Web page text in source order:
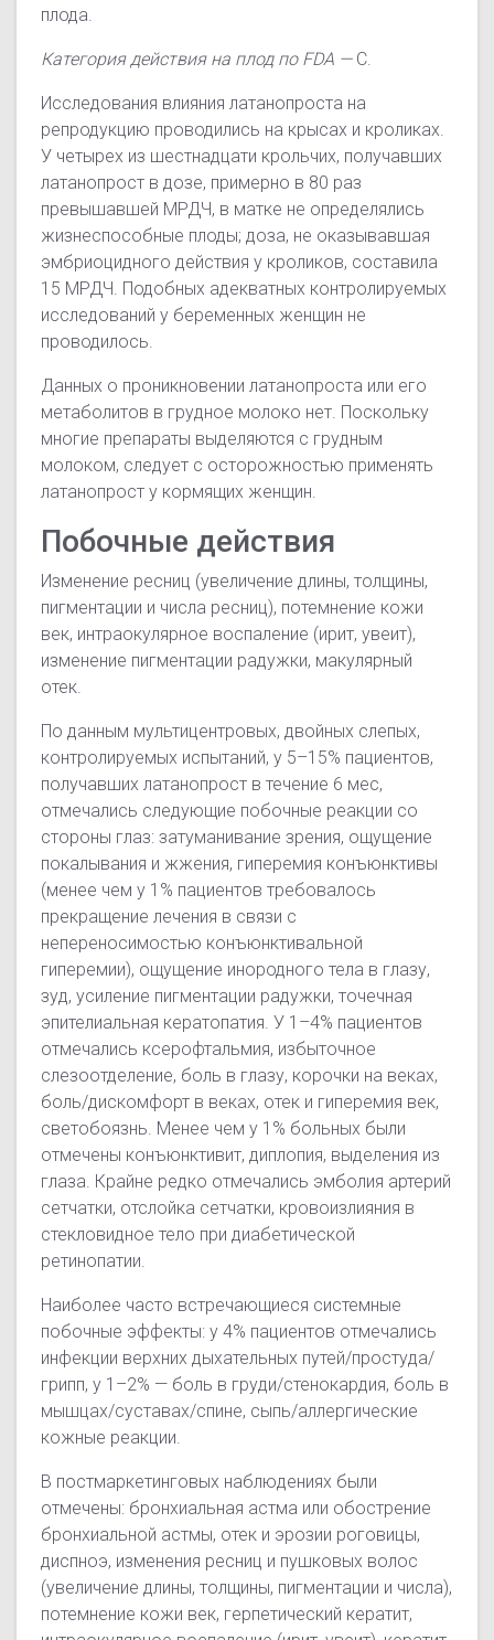
плода.
Категория действия на плод по FDA — C.
Исследования влияния латанопроста на
репродукцию проводились на крысах и кроликах.
У четырех из шестнадцати крольчих, получавших
латанопрост в дозе, примерно в 80 раз
превышавшей МРДЧ, в матке не определялись
жизнеспособные плоды; доза, не оказывавшая
эмбриоцидного действия у кроликов, составила
15 МРДЧ. Подобных адекватных контролируемых
исследований у беременных женщин не
проводилось.
Данных о проникновении латанопроста или его
метаболитов в грудное молоко нет. Поскольку
многие препараты выделяются с грудным
молоком, следует с осторожностью применять
латанопрост у кормящих женщин.
Побочные действия
Изменение ресниц (увеличение длины, толщины,
пигментации и числа ресниц), потемнение кожи
век, интраокулярное воспаление (ирит, увеит),
изменение пигментации радужки, макулярный
отек.
По данным мультицентровых, двойных слепых,
контролируемых испытаний, у 5–15% пациентов,
получавших латанопрост в течение 6 мес,
отмечались следующие побочные реакции со
стороны глаз: затуманивание зрения, ощущение
покалывания и жжения, гиперемия конъюнктивы
(менее чем у 1% пациентов требовалось
прекращение лечения в связи с
непереносимостью конъюнктивальной
гиперемии), ощущение инородного тела в глазу,
зуд, усиление пигментации радужки, точечная
эпителиальная кератопатия. У 1–4% пациентов
отмечались ксерофтальмия, избыточное
слезоотделение, боль в глазу, корочки на веках,
боль/дискомфорт в веках, отек и гиперемия век,
светобоязнь. Менее чем у 1% больных были
отмечены конъюнктивит, диплопия, выделения из
глаза. Крайне редко отмечались эмболия артерий
сетчатки, отслойка сетчатки, кровоизлияния в
стекловидное тело при диабетической
ретинопатии.
Наиболее часто встречающиеся системные
побочные эффекты: у 4% пациентов отмечались
инфекции верхних дыхательных путей/простуда/
грипп, у 1–2% — боль в груди/стенокардия, боль в
мышцах/суставах/спине, сыпь/аллергические
кожные реакции.
В постмаркетинговых наблюдениях были
отмечены: бронхиальная астма или обострение
бронхиальной астмы, отек и эрозии роговицы,
диспноэ, изменения ресниц и пушковых волос
(увеличение длины, толщины, пигментации и числа),
потемнение кожи век, герпетический кератит,